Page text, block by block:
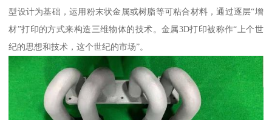
型设计为基础，运用粉末状金属或树脂等可粘合材料，通过逐层“增
材”打印的方式来构造三维物体的技术。金属3D打印被称作“上个世
纪的思想和技术，这个世纪的市场”。